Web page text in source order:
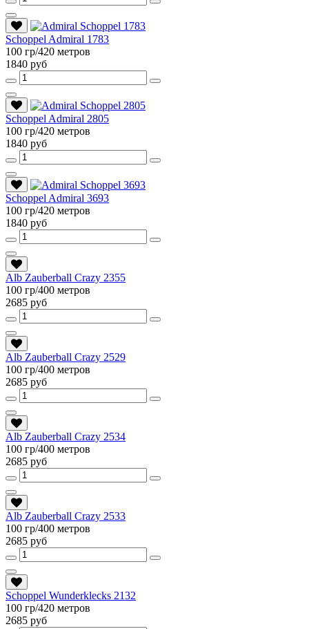
Schoppel Admiral 1783
100 гр/420 метров
1840 руб
Schoppel Admiral 2805
100 гр/420 метров
1840 руб
Schoppel Admiral 3693
100 гр/420 метров
1840 руб
Alb Zauberball Crazy 2355
100 гр/400 метров
2685 руб
Alb Zauberball Crazy 2529
100 гр/400 метров
2685 руб
Alb Zauberball Crazy 2534
100 гр/400 метров
2685 руб
Alb Zauberball Crazy 2533
100 гр/400 метров
2685 руб
Schoppel Wunderklecks 2132
100 гр/420 метров
2685 руб